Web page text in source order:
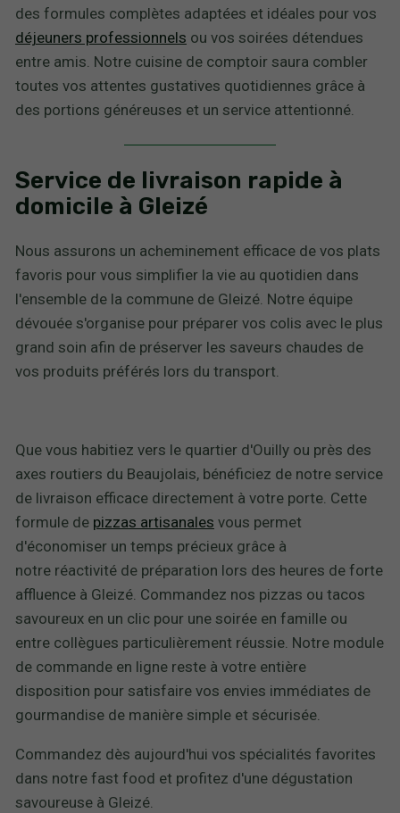
des formules complètes adaptées et idéales pour vos
déjeuners professionnels ou vos soirées détendues
entre amis. Notre cuisine de comptoir saura combler
toutes vos attentes gustatives quotidiennes grâce à
des portions généreuses et un service attentionné.
Service de livraison rapide à
domicile à Gleizé
Nous assurons un acheminement efficace de vos plats
favoris pour vous simplifier la vie au quotidien dans
l'ensemble de la commune de Gleizé. Notre équipe
dévouée s'organise pour préparer vos colis avec le plus
grand soin afin de préserver les saveurs chaudes de
vos produits préférés lors du transport.
Que vous habitiez vers le quartier d'Ouilly ou près des
axes routiers du Beaujolais, bénéficiez de notre service
de livraison efficace directement à votre porte. Cette
formule de pizzas artisanales vous permet
d'économiser un temps précieux grâce à
notre réactivité de préparation lors des heures de forte
affluence à Gleizé. Commandez nos pizzas ou tacos
savoureux en un clic pour une soirée en famille ou
entre collègues particulièrement réussie. Notre module
de commande en ligne reste à votre entière
disposition pour satisfaire vos envies immédiates de
gourmandise de manière simple et sécurisée.
Commandez dès aujourd'hui vos spécialités favorites
dans notre fast food et profitez d'une dégustation
savoureuse à Gleizé.